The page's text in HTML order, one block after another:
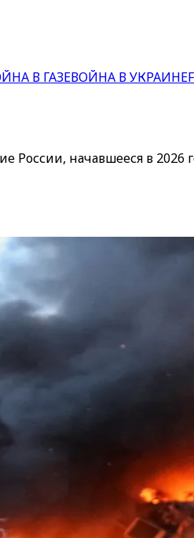
В ГАЗЕВОЙНА В УКРАИНЕ
России, начавшееся в 2026